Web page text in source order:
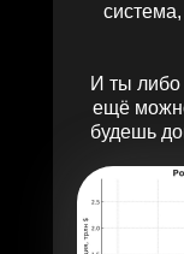
И ты либо
ещё
будешь